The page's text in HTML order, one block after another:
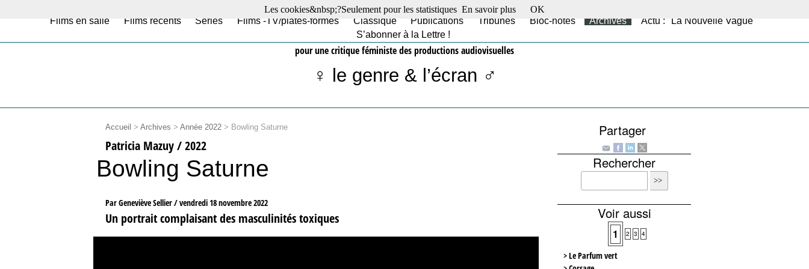
Films en salle Films récents Séries Films -TV/plates-formes Classique Publications Tribunes Bloc-notes Archives
Actu : "La Nouvelle Vague"
S’abonner à la Lettre !
pour une critique féministe des productions audiovisuelles
♀ le genre & l’écran ♂
Accueil > Archives > Année 2022> Bowling Saturne
Patricia Mazuy / 2022
Bowling Saturne
Par Geneviève Sellier /vendredi 18 novembre 2022
Un portrait complaisant des masculinités toxiques
Partager
Rechercher
Voir aussi
1 2 3 4
> Le Parfum vert
Les cookies&nbsp;?Seulement pour les statistiques En savoir plus OK